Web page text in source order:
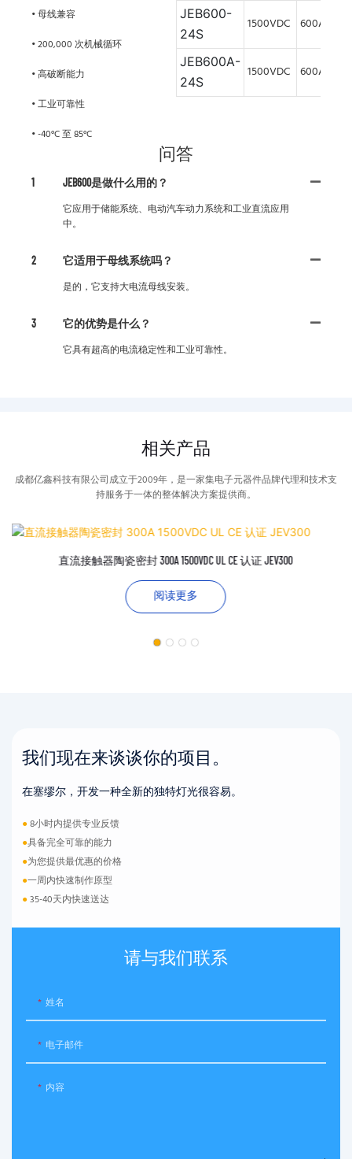
• 母线兼容
• 200,000 次机械循环
• 高破断能力
• 工业可靠性
• -40°C 至 85°C
JEB600-
24S
1500VDC 600A
JEB600A-
24S
1500VDC 600A
问答
1 JEB600是做什么用的？
它应用于储能系统、电动汽车动力系统和工业直流应用
中。
2 它适用于母线系统吗？
是的，它支持大电流母线安装。
3 它的优势是什么？
它具有超高的电流稳定性和工业可靠性。
相关产品
成都亿鑫科技有限公司成立于2009年，是一家集电子元器件品牌代理和技术支
持服务于一体的整体解决方案提供商。
直流接触器陶瓷密封 300A 1500VDC UL CE 认证 JEV300
阅读更多
我们现在来谈谈你的项目。
在塞缪尔，开发一种全新的独特灯光很容易。
●8小时内提供专业反馈
●具备完全可靠的能力
●为您提供最优惠的价格
●一周内快速制作原型
●35-40天内快速送达
请与我们联系
姓名
电子邮件
内容